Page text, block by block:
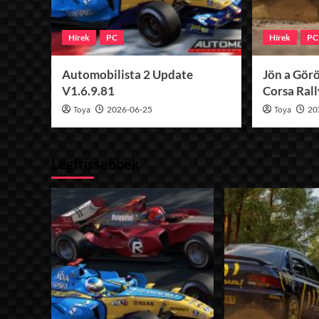
Hírek PC
Automobilista 2 Update
V1.6.9.81
Toya 2026-06-25
Hírek PC
Jön a
Corsa
Toya